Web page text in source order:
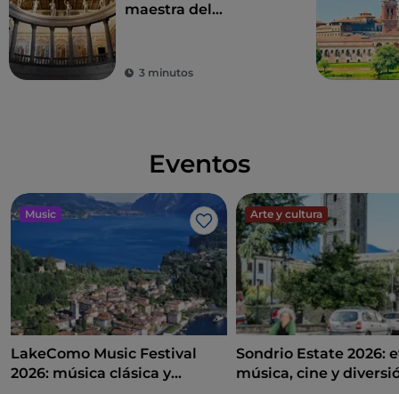
maestra del
iluminado
3 minutos
Eventos
Music
Me gusta
LakeComo Music Festival
2026: música clásica y
Arte y cultura
Sondrio Estate 2026:
música, cine y